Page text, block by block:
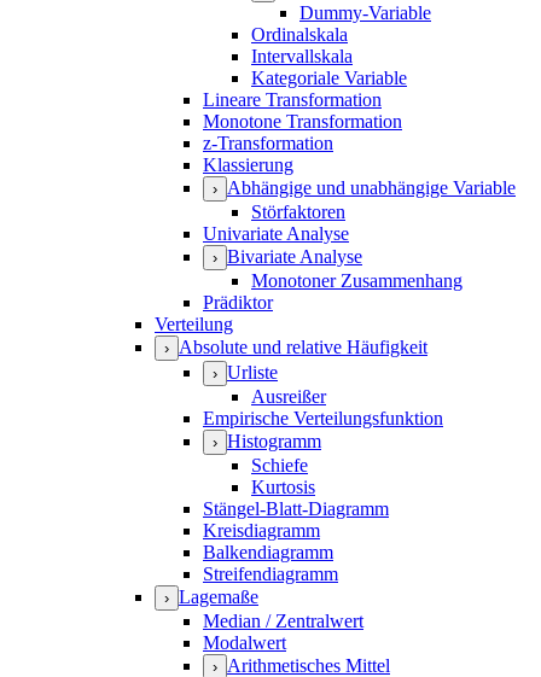
Dummy-Variable
Ordinalskala
Intervallskala
Kategoriale Variable
Lineare Transformation
Monotone Transformation
z-Transformation
Klassierung
› Abhängige und unabhängige Variable
Störfaktoren
Univariate Analyse
› Bivariate Analyse
Monotoner Zusammenhang
Prädiktor
Verteilung
› Absolute und relative Häufigkeit
› Urliste
Ausreißer
Empirische Verteilungsfunktion
› Histogramm
Schiefe
Kurtosis
Stängel-Blatt-Diagramm
Kreisdiagramm
Balkendiagramm
Streifendiagramm
› Lagemaße
Median / Zentralwert
Modalwert
› Arithmetisches Mittel